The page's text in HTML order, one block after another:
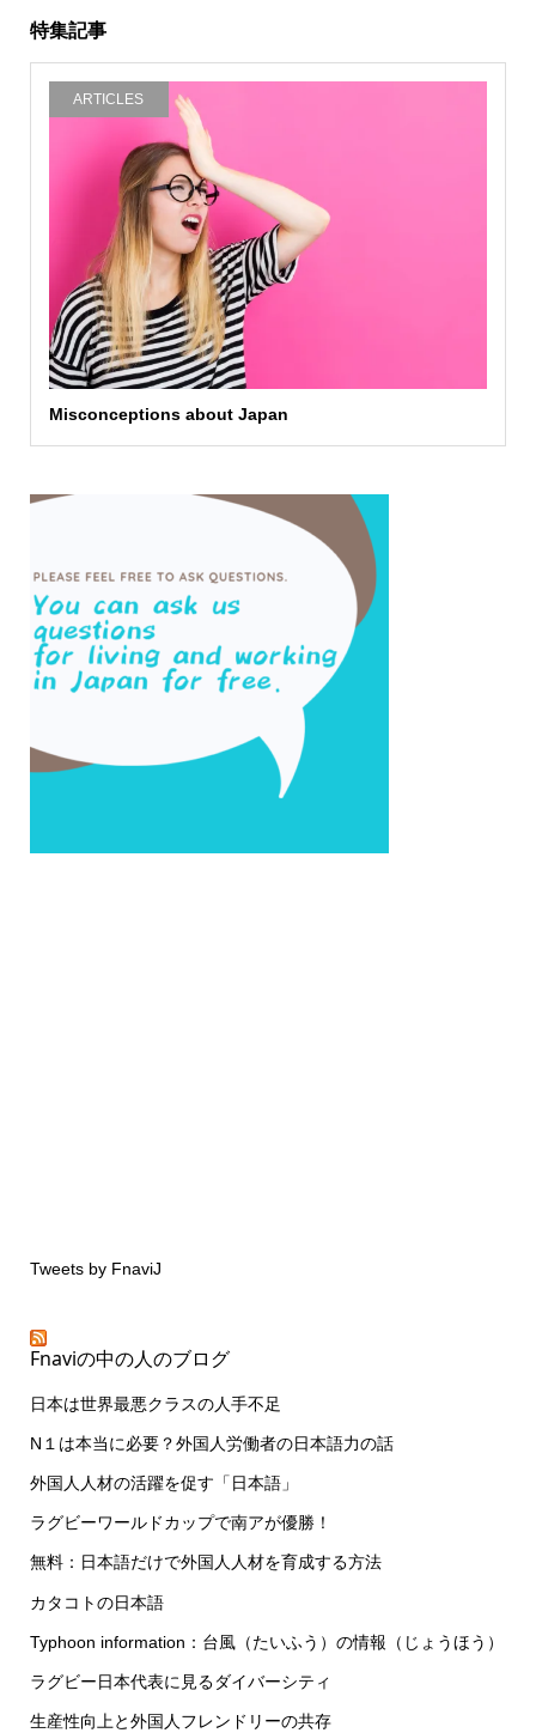
特集記事
ARTICLES
Misconceptions about Japan
Tweets by FnaviJ
Fnaviの中の人のブログ
日本は世界最悪クラスの人手不足
N１は本当に必要？外国人労働者の日本語力の話
外国人人材の活躍を促す「日本語」
ラグビーワールドカップで南アが優勝！
無料：日本語だけで外国人人材を育成する方法
カタコトの日本語
Typhoon information：台風（たいふう）の情報（じょうほう）
ラグビー日本代表に見るダイバーシティ
生産性向上と外国人フレンドリーの共存